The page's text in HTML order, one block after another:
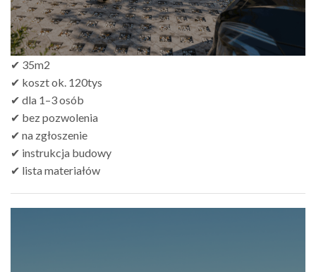
✔ 35m2
✔ koszt ok. 120tys
✔ dla 1–3 osób
✔ bez pozwolenia
✔ na zgłoszenie
✔ instrukcja budowy
✔ lista materiałów